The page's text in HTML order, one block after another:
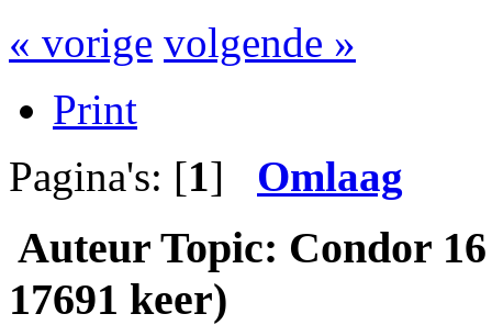
« vorige volgende »
Print
Pagina's: [1] Omlaag
Auteur Topic: Condor
17691 keer)